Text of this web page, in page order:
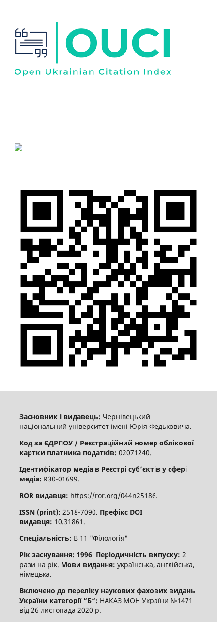
Засновник і видавець: Чернівецький
національний університет імені Юрія Федьковича.
Код за ЄДРПОУ / Реєстраційний номер облікової
картки платника податків: 02071240.
Ідентифікатор медіа в Реєстрі суб’єктів у сфері
медіа: R30-01699.
ROR видавця: https://ror.org/044n25186.
ISSN (print): 2518-7090. Префікс DOI
видавця: 10.31861.
Спеціальність: В 11 "Філологія"
Рік заснування: 1996. Періодичність випуску: 2
рази на рік. Мови видання: українська, англійська,
німецька.
Включено до переліку наукових фахових видань
України категорії “Б“: НАКАЗ МОН України №1471
від 26 листопада 2020 р.